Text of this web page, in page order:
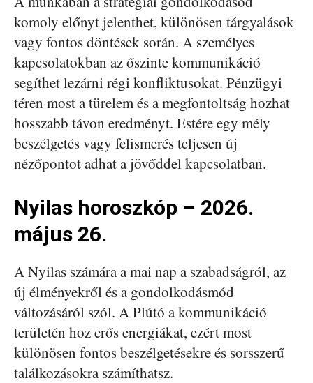
komoly előnyt jelenthet, különösen tárgyalások
vagy fontos döntések során. A személyes
kapcsolatokban az őszinte kommunikáció
segíthet lezárni régi konfliktusokat. Pénzügyi
téren most a türelem és a megfontoltság hozhat
hosszabb távon eredményt. Estére egy mély
beszélgetés vagy felismerés teljesen új
nézőpontot adhat a jövőddel kapcsolatban.
Nyilas horoszkóp – 2026.
május 26.
A Nyilas számára a mai nap a szabadságról, az
új élményekről és a gondolkodásmód
változásáról szól. A Plútó a kommunikáció
területén hoz erős energiákat, ezért most
különösen fontos beszélgetésekre és sorsszerű
találkozásokra számíthatsz.